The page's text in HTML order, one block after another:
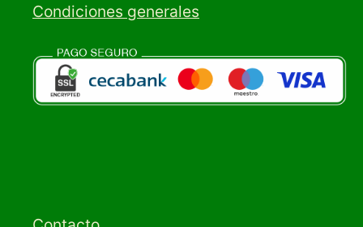
Condiciones generales